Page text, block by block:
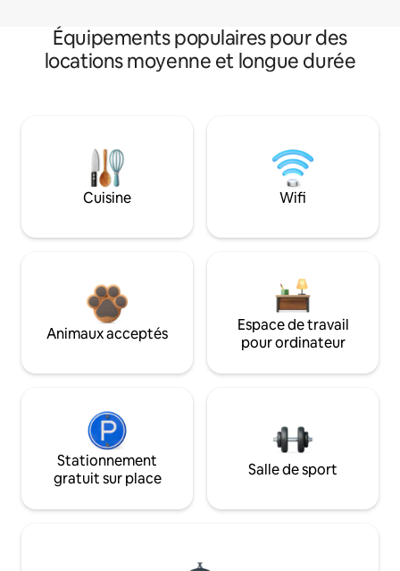
Équipements populaires pour des
locations moyenne et longue durée
Cuisine Wifi
Animaux acceptés
Espace de travail
pour ordinateur
Stationnement
gratuit sur place
Salle de sport